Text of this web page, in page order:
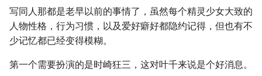
写同人那都是老早以前的事情了，虽然每个精灵少女大致的
人物性格，行为习惯，以及爱好癖好都隐约记得，但也有不
少记忆都已经变得模糊。
第一个需要扮演的是时崎狂三，这对叶千来说是个好消息。